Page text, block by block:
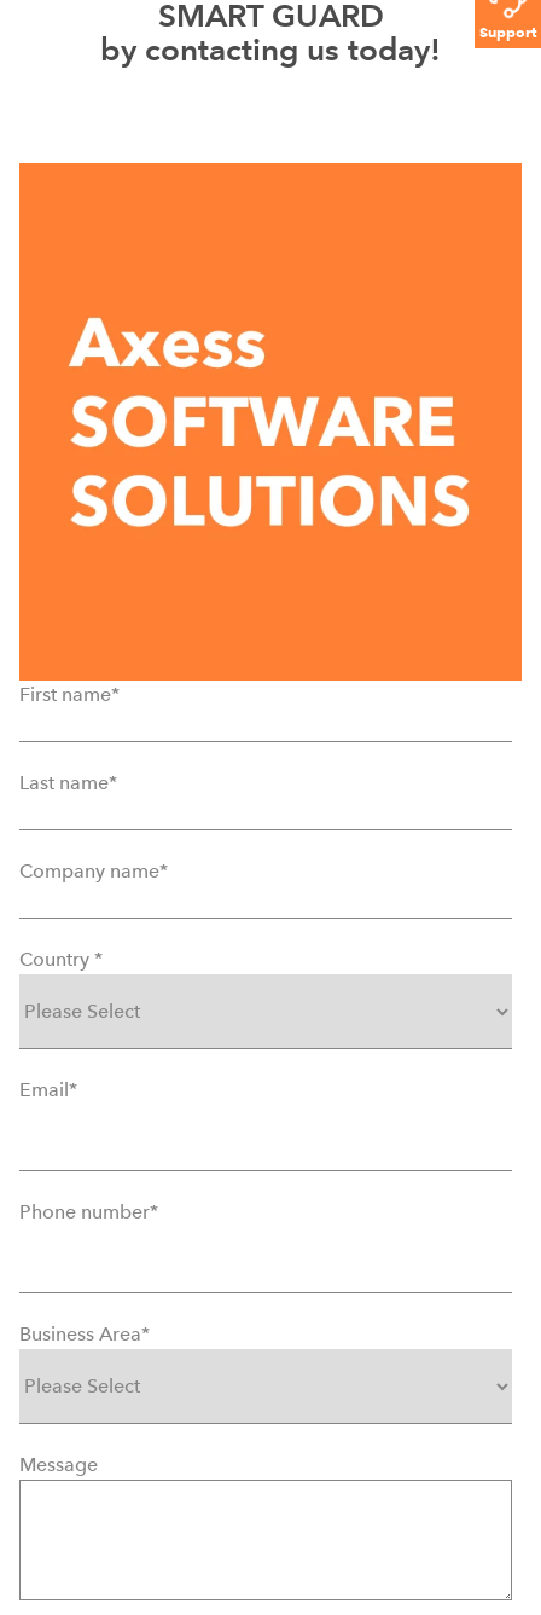
Support
SMART GUARD
by contacting us today!
First name*
Last name*
Company name*
Country *
Email *
Phone number*
Business Area*
Message